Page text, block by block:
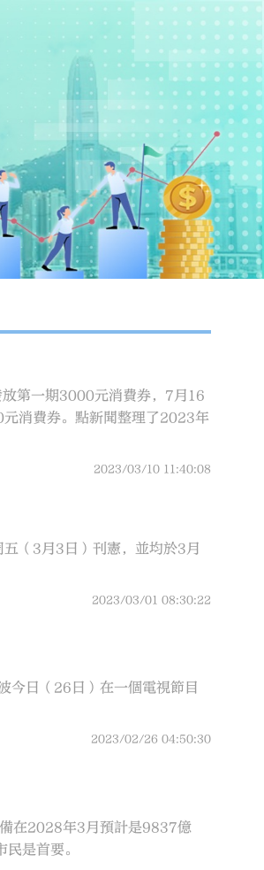
第一期3000元消費券，7月16
消費券。點新聞整理了2023年
2023/03/10 11:40:08
（3月3日）刊憲，並均於3月
2023/03/01 08:30:22
今日（26日）在一個電視節目
2023/02/26 04:50:30
在2028年3月預計是9837億
是首要。